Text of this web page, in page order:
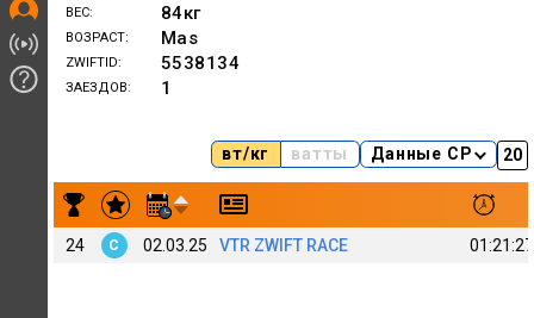
ВЕС 84кг
ВОЗРАСТ Mas
ZWIFTID 5538134
ЗАЕЗДОВ 1
вт/кг ватты Данные CP
Результаты заездов A. Cherepanov 161
24 C 02.03.25 VTR ZWIFT RACE 01:21:27